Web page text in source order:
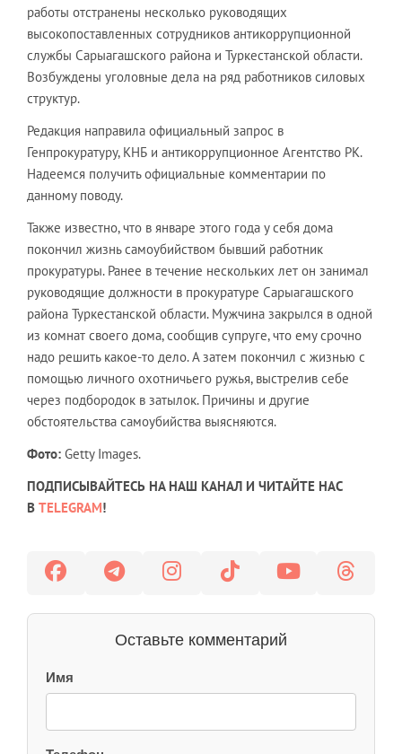
работы отстранены несколько руководящих
высокопоставленных сотрудников антикоррупционной
службы Сарыагашского района и Туркестанской области.
Возбуждены уголовные дела на ряд работников силовых
структур.
Редакция направила официальный запрос в
Генпрокуратуру, КНБ и антикоррупционное Агентство РК.
Надеемся получить официальные комментарии по
данному поводу.
Также известно, что в январе этого года у себя дома
покончил жизнь самоубийством бывший работник
прокуратуры. Ранее в течение нескольких лет он занимал
руководящие должности в прокуратуре Сарыагашского
района Туркестанской области. Мужчина закрылся в одной
из комнат своего дома, сообщив супруге, что ему срочно
надо решить какое-то дело. А затем покончил с жизнью с
помощью личного охотничьего ружья, выстрелив себе
через подбородок в затылок. Причины и другие
обстоятельства самоубийства выясняются.
Фото: Getty Images.
ПОДПИСЫВАЙТЕСЬ НА НАШ КАНАЛ И ЧИТАЙТЕ НАС
В TELEGRAM!
Оставьте комментарий
Имя